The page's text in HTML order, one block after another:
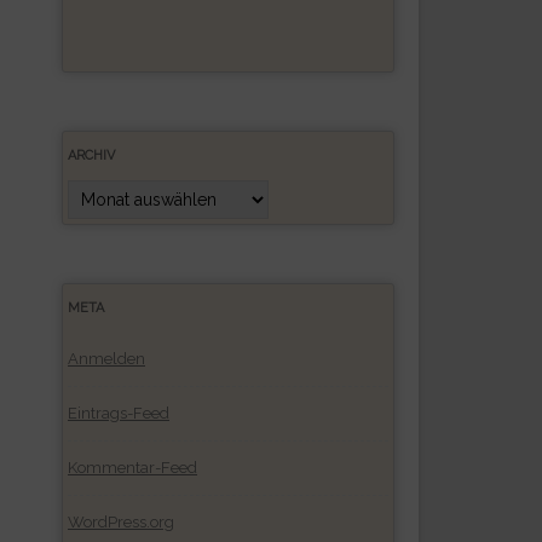
ARCHIV
META
Anmelden
Eintrags-Feed
Kommentar-Feed
WordPress.org